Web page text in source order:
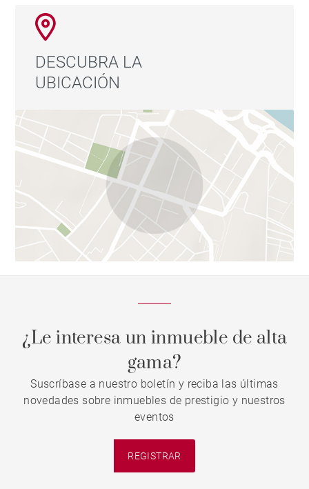
DESCUBRA LA
UBICACIÓN
¿Le interesa un inmueble de alta
gama?
Suscríbase a nuestro boletín y reciba las últimas
novedades sobre inmuebles de prestigio y nuestros
eventos
REGISTRAR